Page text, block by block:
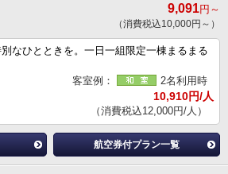
9,091円～
（消費税込10,000円～）
なひとときを。一日一組限定一棟まるまる
客室例：
2名利用時
10,910円/人
（消費税込12,000円/人）
航空券付プラン一覧